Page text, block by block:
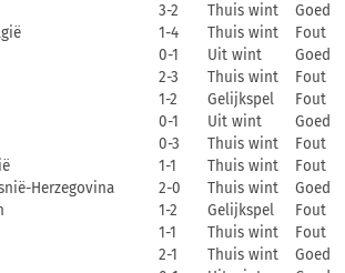
3-2 Thuis wint
Goed
1-4 Thuis wint
Fout
0-1 Uit wint
Goed
2-3 Thuis wint
Fout
1-2 Gelijkspel
Fout
0-1 Uit wint
Goed
0-3 Thuis wint
Fout
1-1 Thuis wint
Fout
Herzegovina
2-0 Thuis wint
Goed
1-2 Gelijkspel
Fout
1-1 Thuis wint
Fout
2-1 Thuis wint
Goed